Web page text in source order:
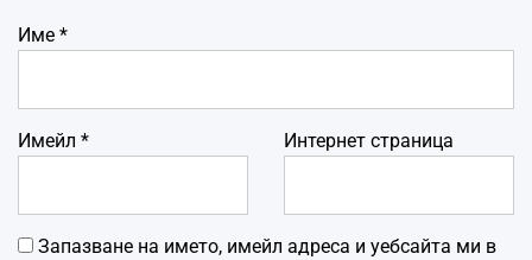
Име *
Имейл * Интернет страница
Запазване на името, имейл адреса и уебсайта ми в